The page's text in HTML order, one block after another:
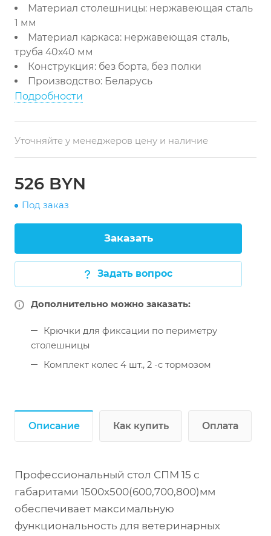
Материал столешницы: нержавеющая сталь
1 мм
Материал каркаса: нержавеющая сталь,
труба 40х40 мм
Конструкция: без борта, без полки
Производство: Беларусь
Подробности
Уточняйте у менеджеров цену и наличие
526 BYN
Под заказ
Заказать
Задать вопрос
Дополнительно можно заказать:
Крючки для фиксации по периметру
столешницы
Комплект колес 4 шт., 2 -с тормозом
Описание Как купить Оплата
Профессиональный стол СПМ 15 с
габаритами 1500х500(600,700,800)мм
обеспечивает максимальную
функциональность для ветеринарных